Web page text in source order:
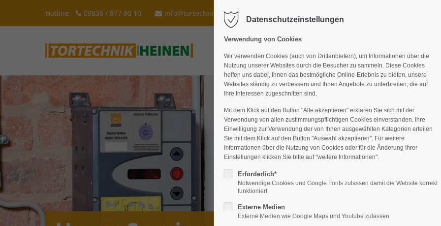
Der Eintrag "offcanvas-col1" existiert
Der Eintrag "offcanvas-col2" existiert
leider nicht.
Der Eintrag "offcanvas-col3"
Hotline 09836 / 877 90 10 info@tortechnik-heinen.de
Datenschutzeinstellungen
Verwendung von Cookies
Wir verwenden Cookies (auch von Drittanbietern), um Informationen über die
Nutzung unserer Websites durch die Besucher zu sammeln. Diese Cookies
helfen uns dabei, Ihnen das bestmögliche Online-Erlebnis zu bieten, unsere
Websites ständig zu verbessern und Ihnen Angebote zu unterbreiten, die auf
Ihre Interessen zugeschnitten sind.
Mit dem Klick auf den Button "Alle akzeptieren" erklären Sie sich mit der
Verwendung von allen zustimmungspflichtigen Cookies einverstanden. Ihre
Einwilligung zur Verwendung der von Ihnen ausgewählten Kategorien erteilen
Sie mit dem Klick auf den Button "Auswahl akzeptieren". Für weitere
Informationen über die Nutzung von Cookies oder für die Änderung Ihrer
Einstellungen klicken Sie bitte auf "weitere Informationen".
Erforderlich*
Notwendige Cookies und Google Fonts zulassen damit die Website korrekt
funktioniert
Externe Medien
Externe Medien wie Google Maps und Youtube zulassen